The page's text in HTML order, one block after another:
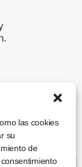
las cookies
su
de
+